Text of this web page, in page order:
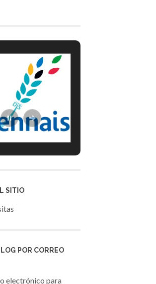
SITIO
POR CORREO
electrónico para